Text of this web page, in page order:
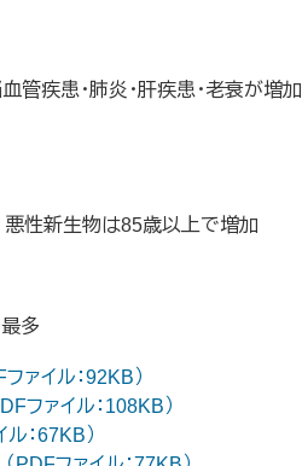
管疾患・肺炎・肝疾患・老衰が増加
悪性新生物は85歳以上で増加
多
ァイル：92KB）
ファイル：108KB）
：67KB）